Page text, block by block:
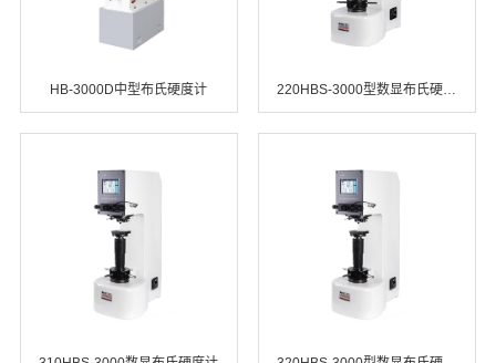
HB-3000D中型布氏硬度计 220HBS-3000型数显布氏硬度计